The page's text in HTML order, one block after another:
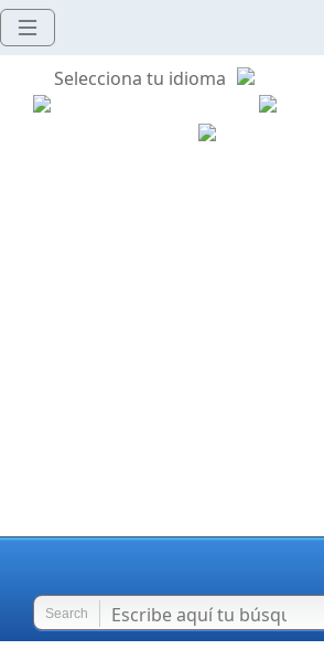
Selecciona tu idioma
Search